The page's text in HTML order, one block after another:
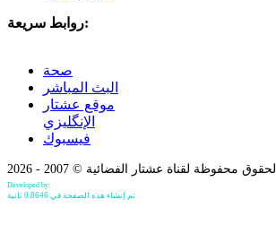
روابط سريعة:
صحة
البث المباشر
موقع عشتار
الإنگليزي
فيسبوك
محفوظة لقناة عشتار الفضائية © 2007 - 2026
Developed by:
تم إنشاء هذه الصفحة في 0.8646 ثانية